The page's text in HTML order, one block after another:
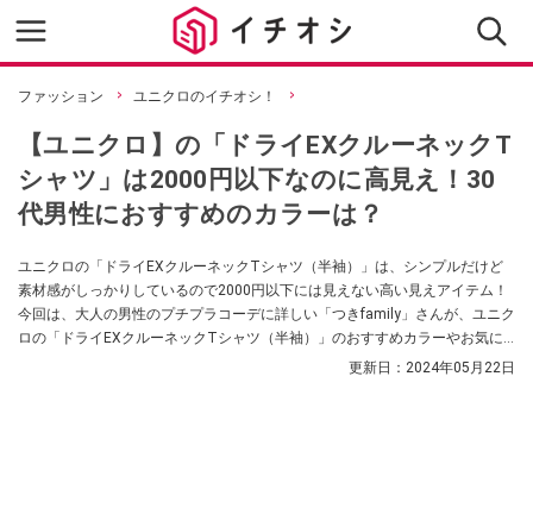
ファッション ユニクロのイチオシ！
【ユニクロ】の「ドライEXクルーネックT
シャツ」は2000円以下なのに高見え！30
代男性におすすめのカラーは？
ユニクロの「ドライEXクルーネックTシャツ（半袖）」は、シンプルだけど
素材感がしっかりしているので2000円以下には見えない高い見えアイテム！
今回は、大人の男性のプチプラコーデに詳しい「つきfamily」さんが、ユニク
ロの「ドライEXクルーネックTシャツ（半袖）」のおすすめカラーやお気に
入りポイントを紹介してくれました。いろんなシーンで使えるおしゃれな速
更新日： 2024年05月22日